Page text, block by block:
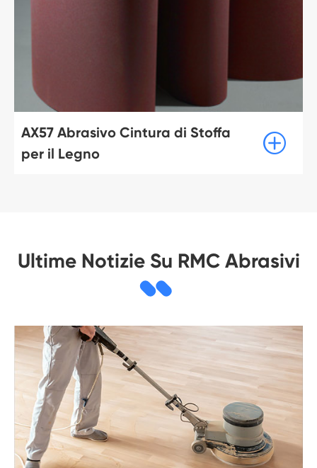
AX57 Abrasivo Cintura di Stoffa
per il Legno

Ultime Notizie Su RMC Abrasivi